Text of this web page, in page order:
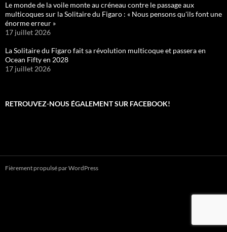
Le monde de la voile monte au créneau contre le passage aux
multicoques sur la Solitaire du Figaro : « Nous pensons qu'ils font une
énorme erreur »
17 juillet 2026
La Solitaire du Figaro fait sa révolution multicoque et passera en
Ocean Fifty en 2028
17 juillet 2026
RETROUVEZ-NOUS ÉGALEMENT SUR FACEBOOK!
Fièrement propulsé par WordPress